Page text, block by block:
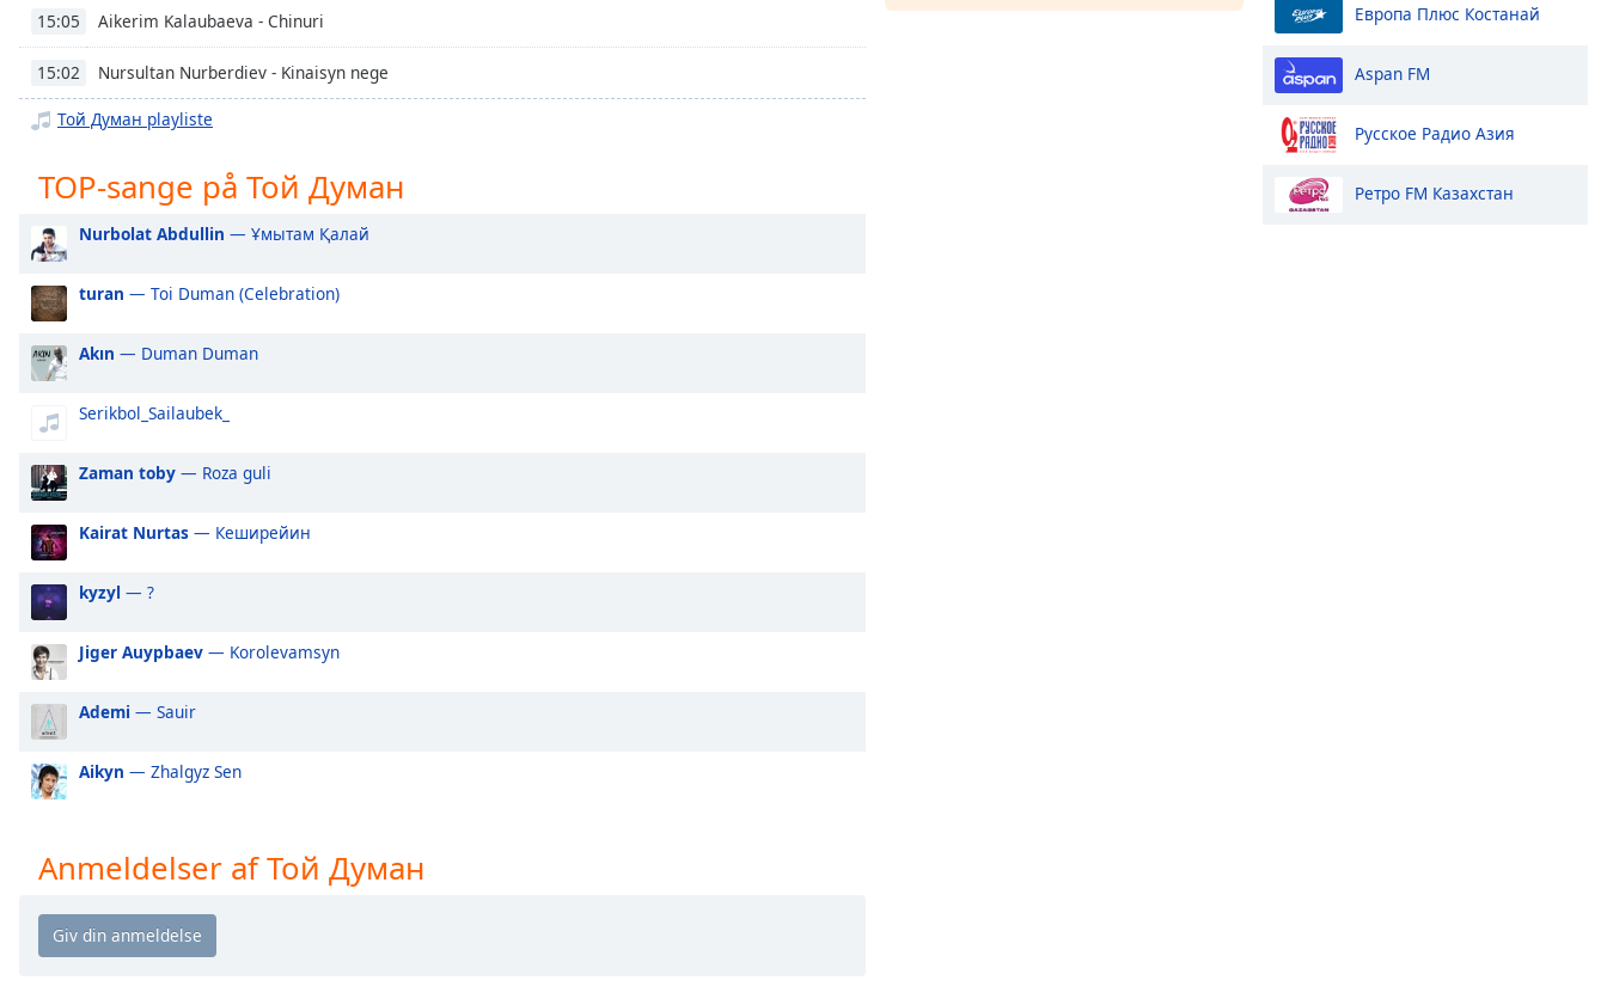
Descriptions
descriptions
off,
selected
Subtitles
subtitles
settings,
subtitles
settings
dialog
subtitles
selected
Audio
Track
Picture-
in-
Picture
Fullscreen
modal
window.
Beginning
window.
cancel
15:05 Aikerim Kalaubaeva - Chinuri
15:02 Nursultan Nurberdiev - Kinaisyn nege
Той Думан playliste
TOP-sange på Той Думан
Nurbolat Abdullin — Ұмытам Қалай
turan — Toi Duman (Celebration)
Akın — Duman Duman
Serikbol_Sailaubek_
Zaman toby — Roza guli
Kairat Nurtas — Кеширейин
kyzyl — ?
Jiger Auypbaev — Korolevamsyn
Ademi — Sauir
Aikyn — Zhalgyz Sen
Anmeldelser af Той Думан
Европа Плюс Костанай
Aspan FM
Русское Радио Азия
Ретро FM Казахстан